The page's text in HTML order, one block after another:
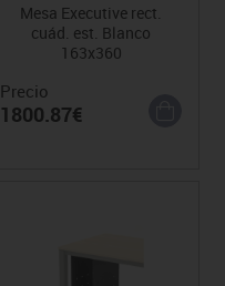
Mesa Executive rect.
cuád. est. Blanco
163x360
Precio
1800.87€